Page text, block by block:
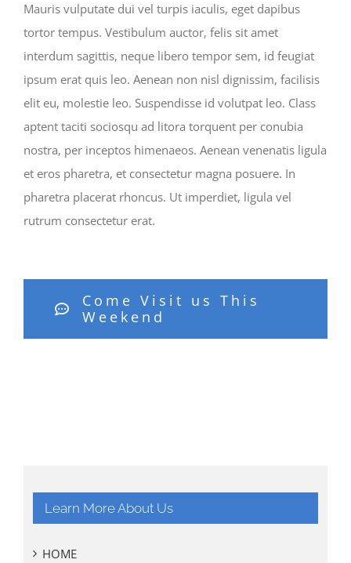
Mauris vulputate dui vel turpis iaculis, eget dapibus
tortor tempus. Vestibulum auctor, felis sit amet
interdum sagittis, neque libero tempor sem, id feugiat
ipsum erat quis leo. Aenean non nisl dignissim, facilisis
elit eu, molestie leo. Suspendisse id volutpat leo. Class
aptent taciti sociosqu ad litora torquent per conubia
nostra, per inceptos himenaeos. Aenean venenatis ligula
et eros pharetra, et consectetur magna posuere. In
pharetra placerat rhoncus. Ut imperdiet, ligula vel
rutrum consectetur erat.
Come Visit us This
Weekend
Learn More About Us
HOME